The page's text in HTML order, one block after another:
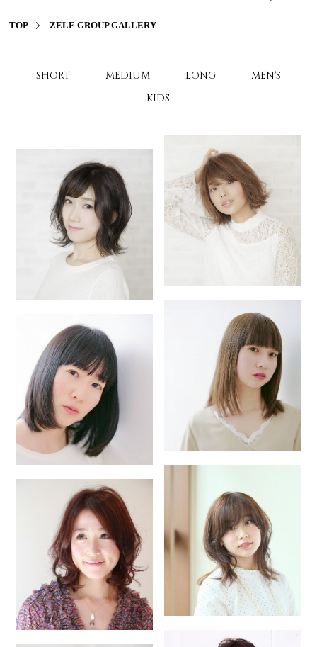
VOICE
PRODUCT
COMPANY
NETWORK
サロンオーナー様
TOP ZELE GROUP GALLERY
SHORT MEDIUM LONG
MEN'S
KIDS